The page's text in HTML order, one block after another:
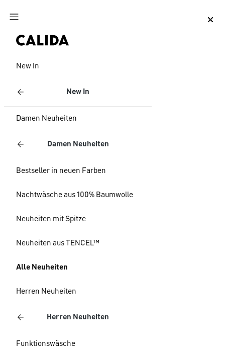
Zum Hauptinhalt springen
New In
New In
Damen Neuheiten
Damen Neuheiten
Bestseller in neuen Farben
Nachtwäsche aus 100% Baumwolle
Neuheiten mit Spitze
Neuheiten aus TENCEL™
Alle Neuheiten
Herren Neuheiten
Herren Neuheiten
Funktionswäsche